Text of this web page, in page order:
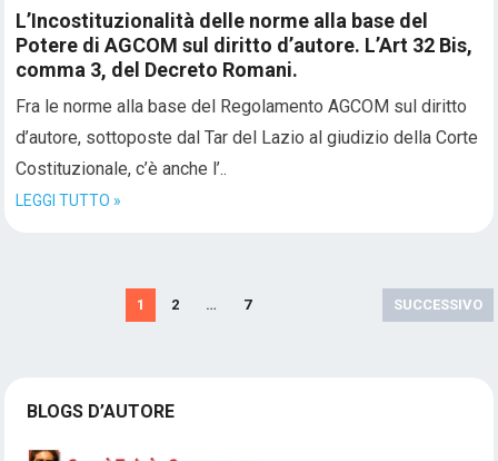
L’Incostituzionalità delle norme alla base del
Potere di AGCOM sul diritto d’autore. L’Art 32 Bis,
comma 3, del Decreto Romani.
Fra le norme alla base del Regolamento AGCOM sul diritto
d’autore, sottoposte dal Tar del Lazio al giudizio della Corte
Costituzionale, c’è anche l’..
LEGGI TUTTO »
1 2 … 7 SUCCESSIVO
BLOGS D’AUTORE